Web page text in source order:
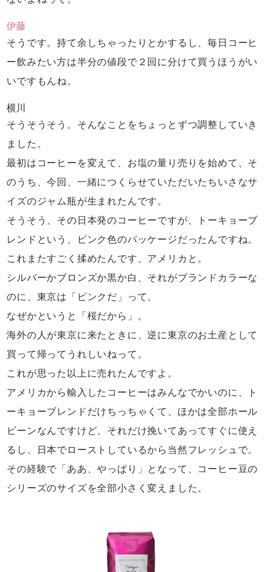
伊藤
そうです。持て余しちゃったりとかするし、毎日コーヒ
ー飲みたい方は半分の値段で２回に分けて買うほうがい
いですもんね。
横川
そうそうそう。そんなことをちょっとずつ調整していき
ました。
最初はコーヒーを変えて、お塩の量り売りを始めて、 そ
のうち、今回、一緒につくらせていただいた ちいさなサ
イズのジャム瓶が生まれたんです。
そうそう、その日本発のコーヒーですが、
トーキョーブ
レンドという、
ピンク色のパッケージだったんですね。
これまたすごく揉めたんです、アメリカと。
シルバーかブロンズか黒か白、 それがブランドカラーな
のに、 東京は「ピンクだ」って。
なぜかというと「桜だから」。
海外の人が東京に来たときに、逆に東京のお土産として
買って帰ってうれしいねって。
これが思った以上に売れたんですよ。
アメリカから輸入したコーヒーはみんなでかいのに、
ト
ーキョーブレンドだけちっちゃくて、 ほかは全部ホール
ビーンなんですけど、 それだけ挽いてあってすぐに使え
るし、
日本でローストしているから当然フレッシュで。
その経験で「ああ、やっぱり」となって、 コーヒー豆の
シリーズのサイズを全部小さく変えました。